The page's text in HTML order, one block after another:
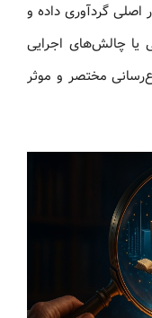
اصلی گردآوری داده و
چالش‌های اجرایی
مختصر و موثر